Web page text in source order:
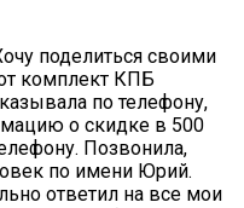
поделиться своими
комплект КПБ
по телефону,
о скидке в 500
Позвонила,
по имени Юрий.
ответил на все мои